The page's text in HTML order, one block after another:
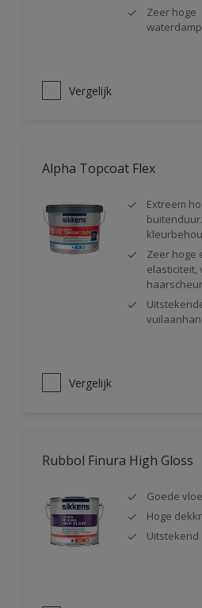
Zeer hoge
Vergelijk
Alpha Topcoat Flex
Extreem
Zeer hoge
elasticiteit,
Vergelijk
Rubbol Finura High Gloss
Goede
Hoge